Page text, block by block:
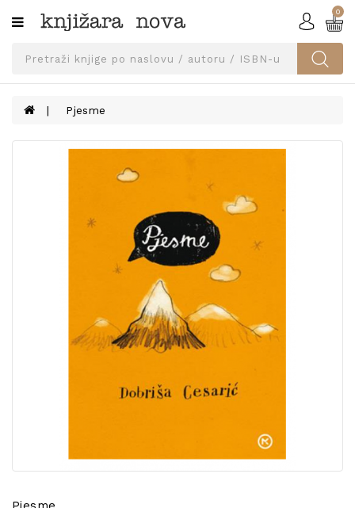
Kategorije
SVEUČILIŠNA
UDŽBENICI
KNJIGE
0
Pjesme